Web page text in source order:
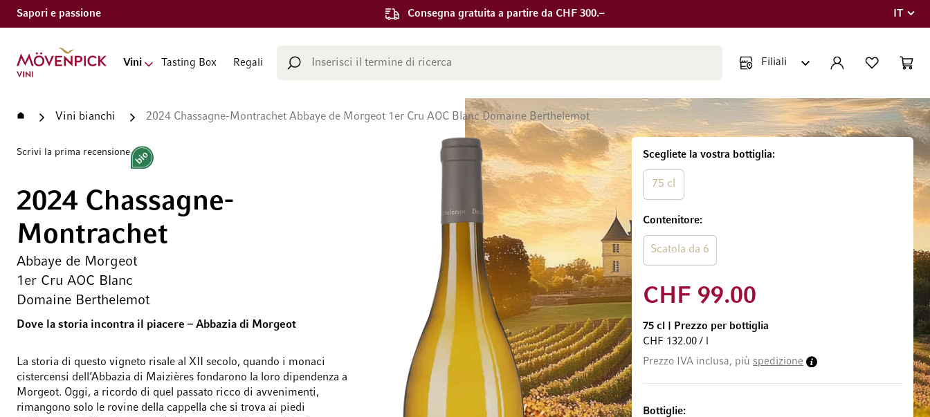
Sapori e passione Consegna gratuita a partire da CHF 300.–
Lingua
IT
Vai alla Home Page
Vini Tasting Box Regali
Cerca ACCOUNT LISTA DEI CART
Home Vini bianchi 2024 Chassagne-Montrachet Abbaye de Morgeot 1er Cru AOC Blanc Domaine Berthelemot
Scrivi la prima recensione
Bio
2024 Chassagne-
Montrachet
Abbaye de Morgeot
1er Cru AOC Blanc
Domaine Berthelemot
Dove la storia incontra il piacere – Abbazia di Morgeot
La storia di questo vigneto risale al XII secolo, quando i monaci
cistercensi dell’Abbazia di Maizières fondarono la loro dipendenza a
Morgeot. Oggi, a ricordo di quel passato ricco di avvenimenti,
rimangono solo le rovine della cappella che si trova ai piedi
Scegliete la vostra bottiglia
75 cl
Contenitore
Scatola da 6
CHF 99.00
75 cl
Prezzo per bottiglia
CHF 132.00 / l
Prezzo IVA inclusa, più spedizione
Bottiglie
Vai alla fine della galleria di immaginiVai all'inizio della galleria di immagini